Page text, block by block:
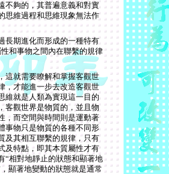
不夠的，其普遍意義和對實
思維過程和思維現象無法作
長期進化而形成的一種特有
和事物之間內在聯繫的規律
這就需要瞭解和掌握客觀世
，才能進一步去改造客觀世
維就是人類為實現這一目的
客觀世界是物質的，並且物
，而空間與時間則是運動著
事物只是物質的各種不同形
及其相互聯繫的規律，只有
及特點，即其本質屬性才有
“相對地靜止的狀態和顯著地
顯著地變動的狀態就是通常